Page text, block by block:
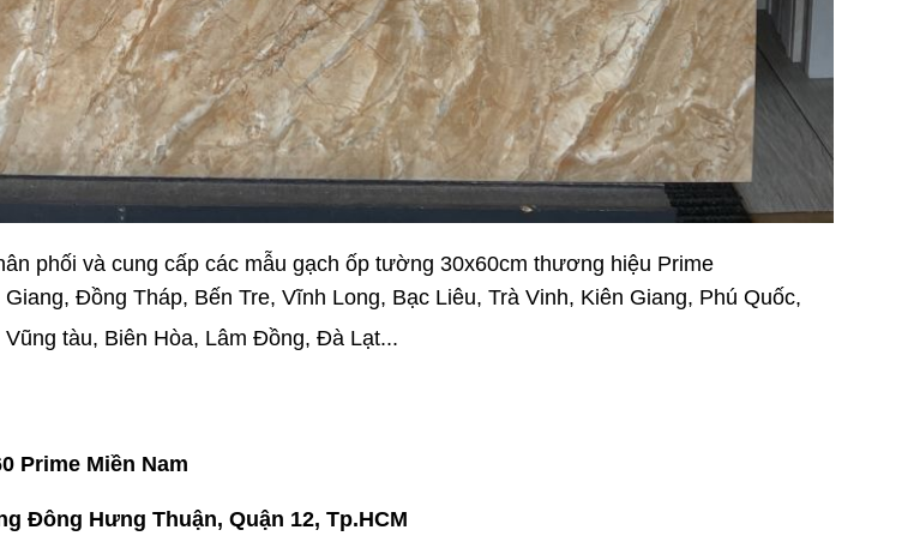
phối và cung cấp các mẫu gạch ốp tường 30x60cm thương hiệu Prime
Đồng Tháp, Bến Tre, Vĩnh Long, Bạc Liêu, Trà Vinh, Kiên Giang, Phú Quốc,
tàu, Biên Hòa, Lâm Đồng, Đà Lạt...
Prime Miền Nam
Đông Hưng Thuận, Quận 12, Tp.HCM